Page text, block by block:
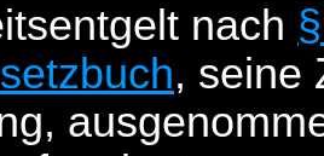
nach
, seine